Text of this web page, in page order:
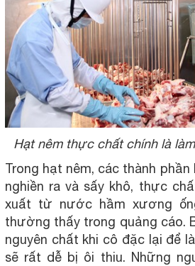
Hạt nêm thực chất chính là
Trong hạt nêm, các thành
nghiền ra và sấy khô, thực
xuất từ nước hầm xương
thường thấy trong quảng cáo.
nguyên chất khi cô đặc lại để
sẽ rất dễ bị ôi thiu. Những